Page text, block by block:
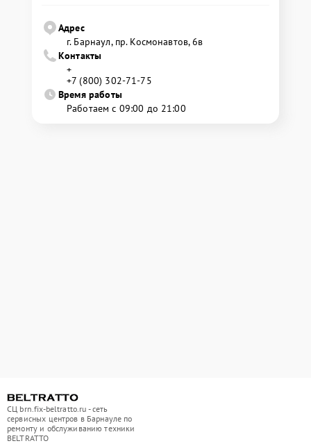
Адрес
г. Барнаул, ​пр. Космонавтов, 6в
Контакты
+
+7 (800) 302-71-75
Время работы
Работаем с 09:00 до 21:00
СЦ brn.fix-beltratto.ru - сеть
сервисных центров в Барнауле по
ремонту и обслуживанию техники
BELTRATTO